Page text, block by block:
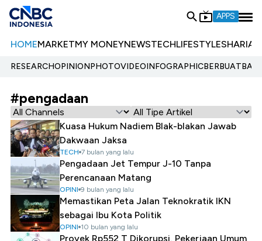
APPS
HOMEMARKETMY MONEYNEWSTECHLIFESTYLESHARIA
RESEARCHOPINIONPHOTOVIDEOINFOGRAPHIC
#pengadaan
Kuasa Hukum Nadiem Blak-blakan Jawab
Dakwaan Jaksa
TECH 7 bulan yang lalu
Pengadaan Jet Tempur J-10 Tanpa
Perencanaan Matang
OPINI 9 bulan yang lalu
Memastikan Peta Jalan Teknokratik IKN
sebagai Ibu Kota Politik
OPINI 10 bulan yang lalu
Proyek Rp552 T Dikorupsi, Pekerjaan Umum